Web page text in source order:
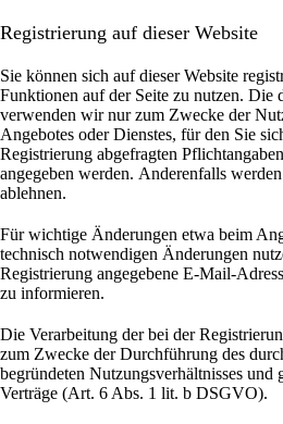
Registrierung auf dieser Website
Sie können sich auf dieser Website
Funktionen auf der Seite zu nutzen. Die
verwenden wir nur zum Zwecke der
Angebotes oder Dienstes, für den Sie
Registrierung abgefragten
angegeben werden. Anderenfalls
ablehnen.
Für wichtige Änderungen etwa beim
technisch notwendigen Änderungen
Registrierung angegebene E-Mail-
zu informieren.
Die Verarbeitung der bei der
zum Zwecke der Durchführung des
begründeten Nutzungsverhältnisses
Verträge (Art. 6 Abs. 1 lit. b DSGVO).